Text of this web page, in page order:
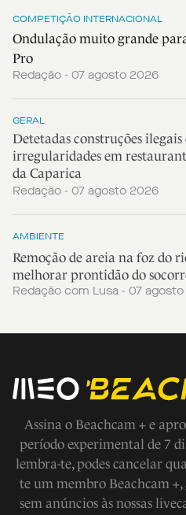
COMPETIÇÃO INTERNACIONAL
Ondulação muito grande
Pro
Redação - 07 agosto 2026
GERAL
Detetadas construções ilegais
irregularidades em
da Caparica
Redação - 07 agosto 2026
AMBIENTE
Remoção de areia na foz do
melhorar prontidão do
Redação com Lusa - 07
Assina o Beachcam + e
período experimental de 7
lembra-te, podes cancelar
te um membro Beachcam
sem anúncios às nossas